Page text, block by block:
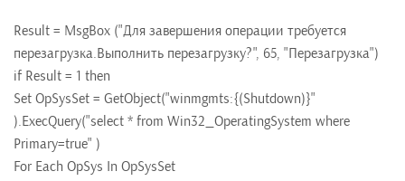
Result = MsgBox ("Для завершения операции требуется
перезагрузка.Выполнить перезагрузку?", 65, "Перезагрузка")
if Result = 1 then
Set OpSysSet = GetObject("winmgmts:{(Shutdown)}"
).ExecQuery("select * from Win32_OperatingSystem where
Primary=true" )
For Each OpSys In OpSysSet